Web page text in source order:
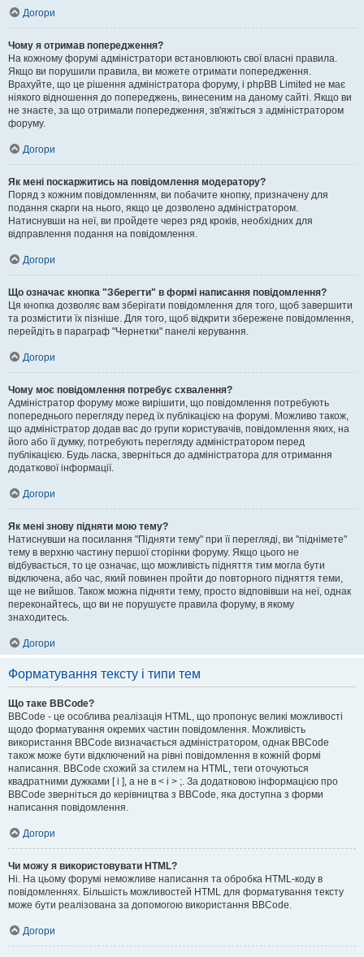
Догори
Чому я отримав попередження?
На кожному форумі адміністратори встановлюють свої власні правила.
Якщо ви порушили правила, ви можете отримати попередження.
Врахуйте, що це рішення адміністратора форуму, і phpBB Limited не має
ніякого відношення до попереджень, винесеним на даному сайті. Якщо ви
не знаєте, за що отримали попередження, зв'яжіться з адміністратором
форуму.
Догори
Як мені поскаржитись на повідомлення модератору?
Поряд з кожним повідомленням, ви побачите кнопку, призначену для
подання скарги на нього, якщо це дозволено адміністратором.
Натиснувши на неї, ви пройдете через ряд кроків, необхідних для
відправлення подання на повідомлення.
Догори
Що означає кнопка "Зберегти" в формі написання повідомлення?
Ця кнопка дозволяє вам зберігати повідомлення для того, щоб завершити
та розмістити їх пізніше. Для того, щоб відкрити збережене повідомлення,
перейдіть в параграф "Чернетки" панелі керування.
Догори
Чому моє повідомлення потребує схвалення?
Адміністратор форуму може вирішити, що повідомлення потребують
попереднього перегляду перед їх публікацією на форумі. Можливо також,
що адміністратор додав вас до групи користувачів, повідомлення яких, на
його або її думку, потребують перегляду адміністратором перед
публікацією. Будь ласка, зверніться до адміністратора для отримання
додаткової інформації.
Догори
Як мені знову підняти мою тему?
Натиснувши на посилання "Підняти тему" при її перегляді, ви "піднімете"
тему в верхню частину першої сторінки форуму. Якщо цього не
відбувається, то це означає, що можливість підняття тим могла бути
відключена, або час, який повинен пройти до повторного підняття теми,
ще не вийшов. Також можна підняти тему, просто відповівши на неї, однак
переконайтесь, що ви не порушуєте правила форуму, в якому
знаходитесь.
Догори
Форматування тексту і типи тем
Що таке BBCode?
BBCode - це особлива реалізація HTML, що пропонує великі можливості
щодо форматування окремих частин повідомлення. Можливість
використання BBCode визначається адміністратором, однак BBCode
також може бути відключений на рівні повідомлення в кожній формі
написання. BBCode схожий за стилем на HTML, теги оточуються
квадратними дужками [ і ], а не в < і > ;. За додатковою інформацією про
BBCode зверніться до керівництва з BBCode, яка доступна з форми
написання повідомлення.
Догори
Чи можу я використовувати HTML?
Ні. На цьому форумі неможливе написання та обробка HTML-коду в
повідомленнях. Більшість можливостей HTML для форматування тексту
може бути реалізована за допомогою використання BBCode.
Догори